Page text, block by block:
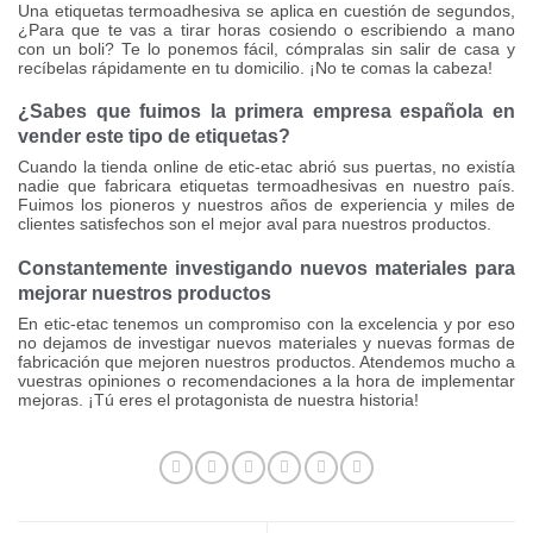
Una etiquetas termoadhesiva se aplica en cuestión de segundos,
¿Para que te vas a tirar horas cosiendo o escribiendo a mano
con un boli? Te lo ponemos fácil, cómpralas sin salir de casa y
recíbelas rápidamente en tu domicilio. ¡No te comas la cabeza!
¿Sabes que fuimos la primera empresa española en
vender este tipo de etiquetas?
Cuando la tienda online de etic-etac abrió sus puertas, no existía
nadie que fabricara etiquetas termoadhesivas en nuestro país.
Fuimos los pioneros y nuestros años de experiencia y miles de
clientes satisfechos son el mejor aval para nuestros productos.
Constantemente investigando nuevos materiales para
mejorar nuestros productos
En etic-etac tenemos un compromiso con la excelencia y por eso
no dejamos de investigar nuevos materiales y nuevas formas de
fabricación que mejoren nuestros productos. Atendemos mucho a
vuestras opiniones o recomendaciones a la hora de implementar
mejoras. ¡Tú eres el protagonista de nuestra historia!